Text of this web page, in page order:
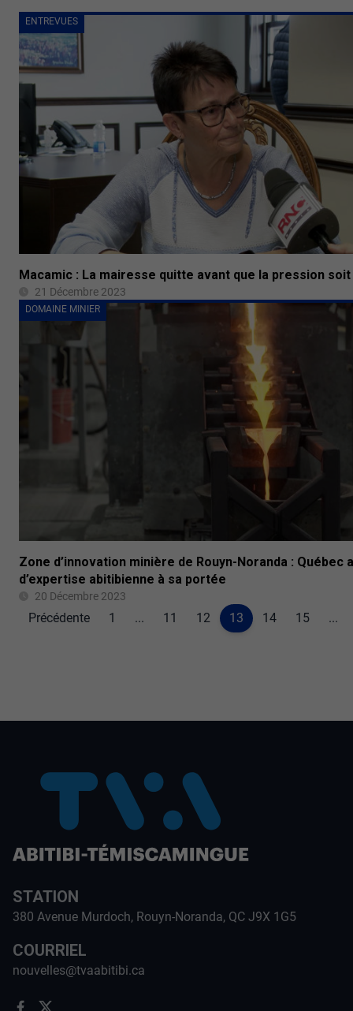
ENTREVUES
Macamic : La mairesse quitte avant que la pression
21 Décembre 2023
DOMAINE MINIER
Zone d’innovation minière de Rouyn-Noranda : Québec
d’expertise abitibienne à sa portée
20 Décembre 2023
Précédente 1 ... 11 12 13 14 15 ...
STATION
380 Avenue Murdoch, Rouyn-Noranda, QC J9X 1G5
COURRIEL
nouvelles@tvaabitibi.ca